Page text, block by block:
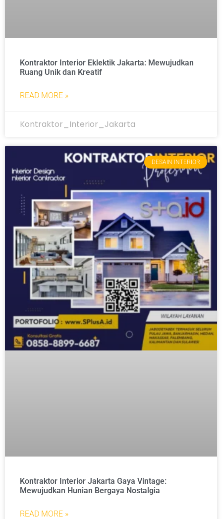
Kontraktor Interior Eklektik Jakarta: Mewujudkan
Ruang Unik dan Kreatif
READ MORE »
Kontraktor_Interior_Jakarta
DESAIN INTERIOR
Kontraktor Interior Jakarta Gaya Vintage:
Mewujudkan Hunian Bergaya Nostalgia
READ MORE »